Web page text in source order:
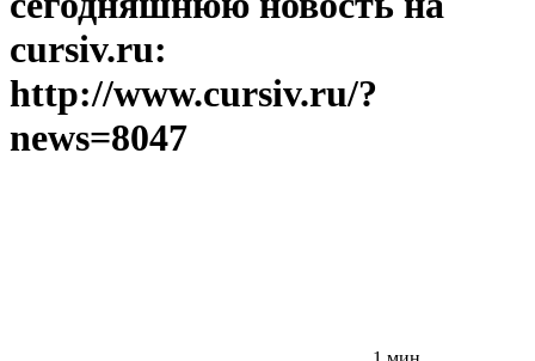
cursiv.ru:
http://www.cursiv.ru/?
news=8047